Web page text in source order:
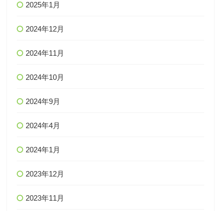
2025年1月
2024年12月
2024年11月
2024年10月
2024年9月
2024年4月
2024年1月
2023年12月
2023年11月